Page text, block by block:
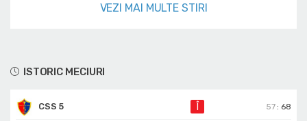
ISTORIC MECIURI
CSS 5 57 : 68
VEZI MAI MULTE STIRI